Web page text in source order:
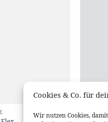
Cookies & Co. für
Wir nutzen Cookies,